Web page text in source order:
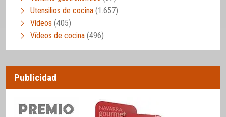
Utensilios de cocina (1.657)
Vídeos (405)
Vídeos de cocina (496)
Publicidad